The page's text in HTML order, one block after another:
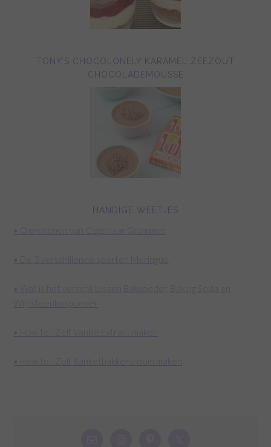
TONY’S CHOCOLONELY KARAMEL ZEEZOUT
CHOCOLADEMOUSSE
HANDIGE WEETJES
• Omrekenen van Cups naar Grammen
• De 3 verschillende soorten Meringue
• Wat is het verschil tussen Bakpoeder, Baking Soda en
• How to : Zelf Vanille Extract maken
• How to : Zelf Banketbakkersroom maken